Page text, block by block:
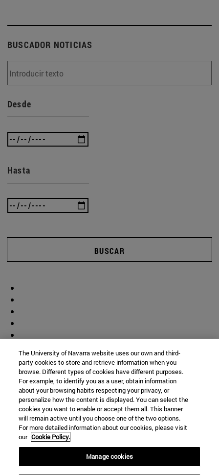
BUSCADOR NOTICIAS
Desde
Hasta
BUSCAR
The University of Navarra website uses our own and third-
party cookies to store and retrieve information when you
browse. Different types of cookies have different purposes.
For example, to identify you as a user, obtain information
about your browsing habits respecting your privacy, or
personalize how the content is displayed. You can select the
cookies you want to enable or accept them all. This banner
will remain active until you choose one of the two options.
For more detailed information about our cookies, please visit
our Cookie Policy.
Manage cookies